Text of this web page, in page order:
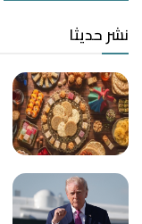
نشر حديثا